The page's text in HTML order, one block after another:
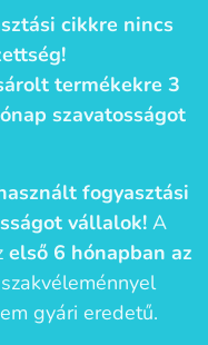
cikkre nincs
termékekre 3
szavatosságot
fogyasztási
vállalok! A
első 6 hónapban az
gyári eredetű.